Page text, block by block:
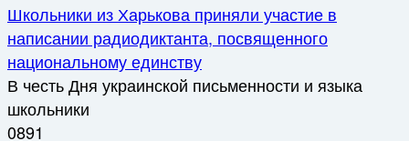
Школьники из Харькова приняли участие в
написании радиодиктанта, посвященного
национальному единству
В честь Дня украинской письменности и языка
школьники
0891